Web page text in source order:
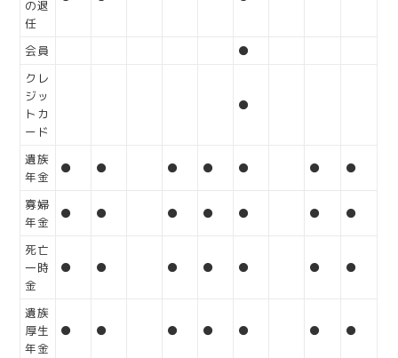
の退
任
会員
●
クレ
ジッ
トカ
ード
●
遺族
年金
● ● ● ● ● ● ●
寡婦
年金
● ● ● ● ● ● ●
死亡
一時
金
● ● ● ● ● ● ●
遺族
厚生
年金
● ● ● ● ● ● ●